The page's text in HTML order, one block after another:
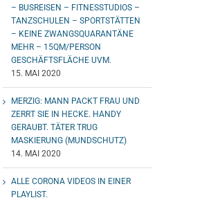
– BUSREISEN – FITNESSTUDIOS –
TANZSCHULEN – SPORTSTÄTTEN
– KEINE ZWANGSQUARANTÄNE
MEHR – 15QM/PERSON
GESCHÄFTSFLÄCHE UVM.
15. MAI 2020
MERZIG: MANN PACKT FRAU UND
ZERRT SIE IN HECKE. HANDY
GERAUBT. TÄTER TRUG
MASKIERUNG (MUNDSCHUTZ)
14. MAI 2020
ALLE CORONA VIDEOS IN EINER
PLAYLIST.